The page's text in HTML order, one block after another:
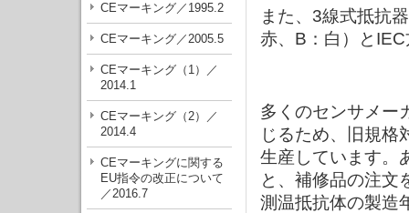
CEマーキング／1995.2
CEマーキング／2005.5
CEマーキング（1）／
2014.1
CEマーキング（2）／
2014.4
CEマーキングに関する
EU指令の改正について
／2016.7
また、3線式抵抗
赤、B：白）と
多くのセンサメー
じるため、旧規格
生産しています。
と、補修品の注文
測温抵抗体の製造